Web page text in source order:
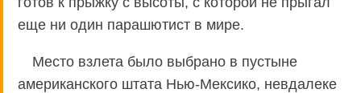
еще ни один парашютист в мире.
Место взлета было выбрано в пустыне
американского штата Нью-Мексико, невдалеке